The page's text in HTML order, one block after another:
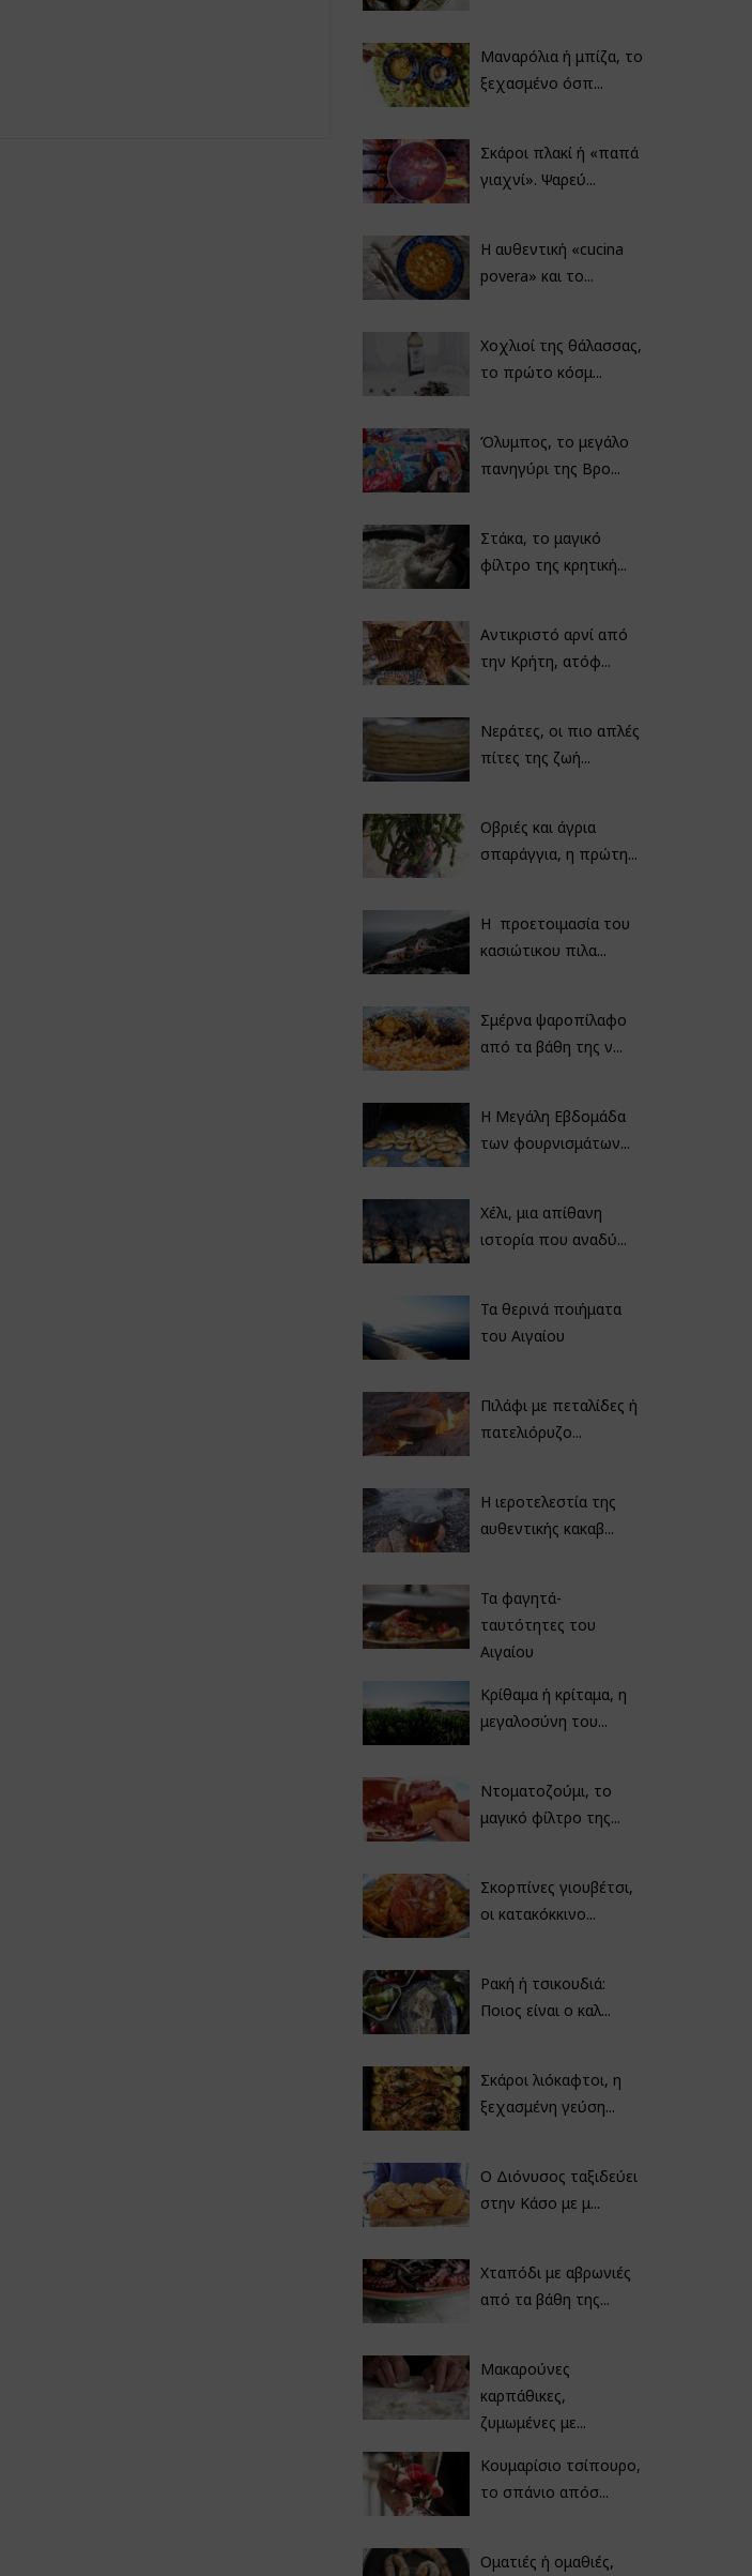
Μαναρόλια ή μπίζα, το
ξεχασμένο όσπ...
Σκάροι πλακί ή «παπά
γιαχνί». Ψαρεύ...
Η αυθεντική «cucina
povera» και το...
Χοχλιοί της θάλασσας,
το πρώτο κόσμ...
Όλυμπος, το μεγάλο
πανηγύρι της Βρο...
Στάκα, το μαγικό
φίλτρο της κρητική...
Αντικριστό αρνί από
την Κρήτη, ατόφ...
Νεράτες, οι πιο απλές
πίτες της ζωή...
Οβριές και άγρια
σπαράγγια, η πρώτη...
Η προετοιμασία του
κασιώτικου πιλα...
Σμέρνα ψαροπίλαφο
από τα βάθη της ν...
Η Μεγάλη Εβδομάδα
των φουρνισμάτων...
Χέλι, μια απίθανη
ιστορία που αναδύ...
Τα θερινά ποιήματα
του Αιγαίου
Πιλάφι με πεταλίδες ή
πατελιόρυζο...
Η ιεροτελεστία της
αυθεντικής κακαβ...
Τα φαγητά-
ταυτότητες του
Αιγαίου
Κρίθαμα ή κρίταμα, η
μεγαλοσύνη του...
Ντοματοζούμι, το
μαγικό φίλτρο της...
Σκορπίνες γιουβέτσι,
οι κατακόκκινο...
Ρακή ή τσικουδιά:
Ποιος είναι ο καλ...
Σκάροι λιόκαφτοι, η
ξεχασμένη γεύση...
Ο Διόνυσος ταξιδεύει
στην Κάσο με μ...
Χταπόδι με αβρωνιές
από τα βάθη της...
Μακαρούνες
καρπάθικες,
ζυμωμένες με...
Κουμαρίσιο τσίπουρο,
το σπάνιο απόσ...
Οματιές ή ομαθιές,